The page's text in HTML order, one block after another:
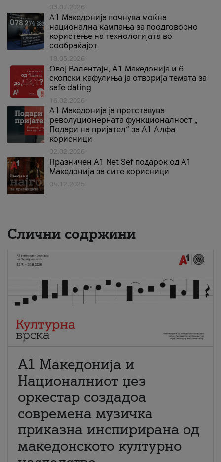
03.07.2026
A1 Македонија почнува моќна
национална кампања за поодговорно
користење на технологијата во
сообраќајот
18.05.2026
Овој Валентајн, A1 Македонија и 6
скопски кафулиња ја отворија темата за
safe dating
16.02.2026
А1 Македонија ја претставува
револуционерната функционалност „
Подари на пријател“ за А1 Алфа
корисници
02.02.2026
Празничен A1 Net Sеf подарок од А1
Македонија за сите корисници
04.12.2025
Слични содржини
А1 Македонија и
Националниот џез
оркестар создадоа
современа музичка
приказна инспирирана од
македонското културно